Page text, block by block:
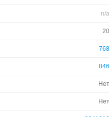
n/a
20
768
846
Нет
Нет